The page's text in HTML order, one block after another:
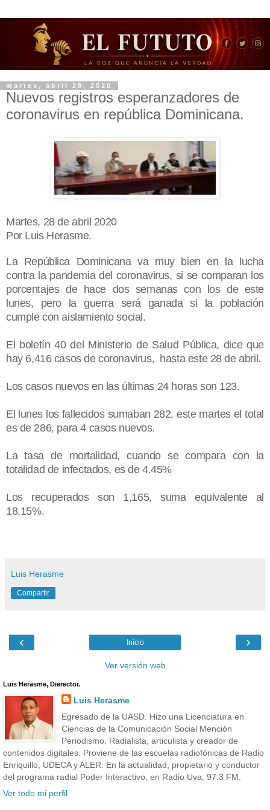
martes, abril 28, 2020
Nuevos registros esperanzadores de
coronavirus en república Dominicana.
Martes, 28 de abril 2020
Por Luis Herasme.
La República Dominicana va muy bien en la lucha
contra la pandemia del coronavirus, si se comparan los
porcentajes de hace dos semanas con los de este
lunes, pero la guerra será ganada si la población
cumple con aislamiento social.
El boletín 40 del Ministerio de Salud Pública, dice que
hay 6,416 casos de coronavirus, hasta este 28 de abril.
Los casos nuevos en las últimas 24 horas son 123.
El lunes los fallecidos sumaban 282, este martes el total
es de 286, para 4 casos nuevos.
La tasa de mortalidad, cuando se compara con la
totalidad de infectados, es de 4.45%
Los recuperados son 1,165, suma equivalente al
18.15%.
Luis Herasme
Compartir
‹ ›
Inicio
Ver versión web
Luis Herasme, Dierector.
Luis Herasme
Egresado de la UASD. Hizo una Licenciatura en
Ciencias de la Comunicación Social Mención
Periodismo. Radialista, articulista y creador de
contenidos digitales. Proviene de las escuelas radiofónicas de Radio
Enriquillo, UDECA y ALER. En la actualidad, propietario y conductor
del programa radial Poder Interactivo, en Radio Uva, 97.3 FM.
Ver todo mi perfil